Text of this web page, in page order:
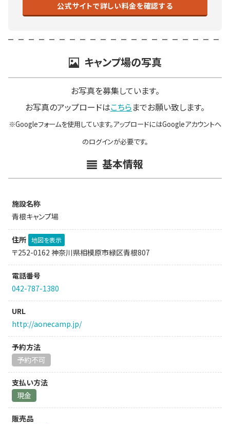
公式サイトで詳しい料金を確認する
キャンプ場の写真
お写真を募集しています。
お写真のアップロードはこちらまでお願い致します。
※Googleフォームを使用しています。アップロードにはGoogleアカウントへ
のログインが必要です。
基本情報
施設名称
青根キャンプ場
住所 地図を表示
〒252-0162 神奈川県相模原市緑区青根807
電話番号
042-787-1380
URL
http://aonecamp.jp/
予約方法
予約不可
支払い方法
現金
販売品